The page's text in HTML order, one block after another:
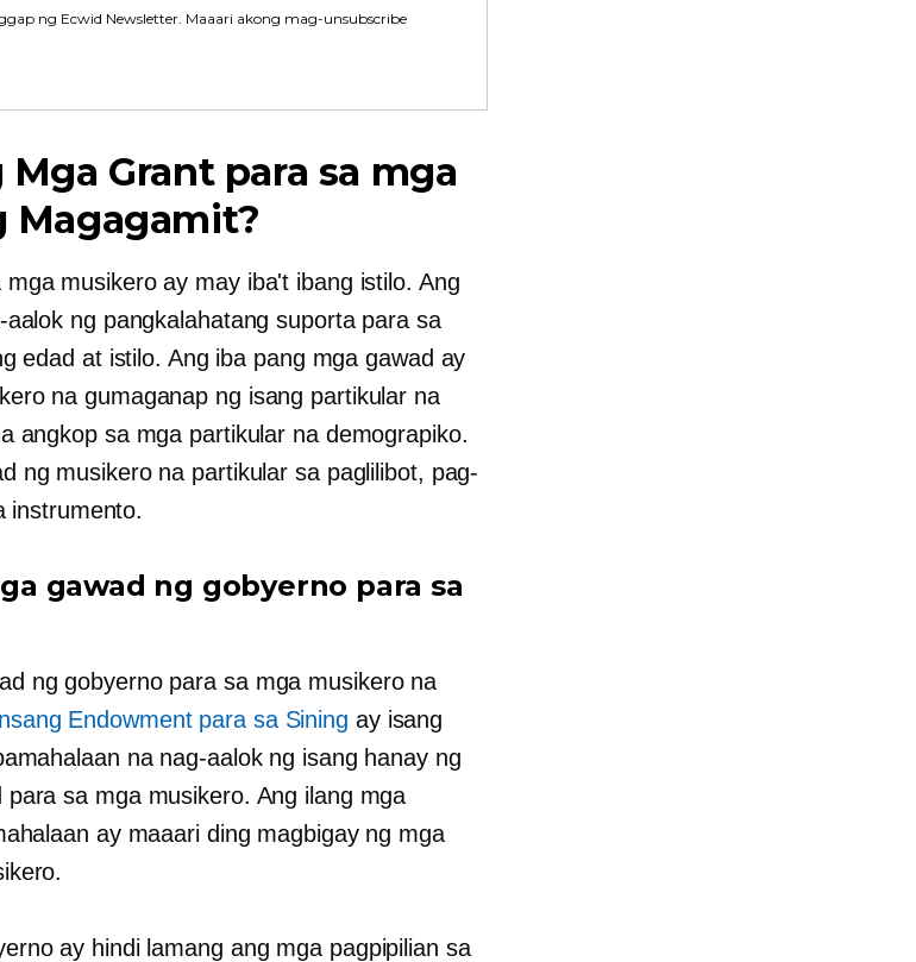
ng Ecwid Newsletter. Maaari akong mag-unsubscribe
Grant para sa mga
Magagamit?
musikero ay may iba't ibang istilo. Ang
ng pangkalahatang suporta para sa
edad at istilo. Ang iba pang mga gawad ay
na gumaganap ng isang partikular na
angkop sa mga partikular na demograpiko.
ng musikero na partikular sa paglilibot, pag-
instrumento.
gawad ng gobyerno para sa
ng gobyerno para sa mga musikero na
Endowment para sa Sining ay isang
na nag-aalok ng isang hanay ng
sa mga musikero. Ang ilang mga
ay maaari ding magbigay ng mga
ay hindi lamang ang mga pagpipilian sa